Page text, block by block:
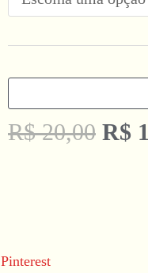
R$20,00 R$
Pinterest